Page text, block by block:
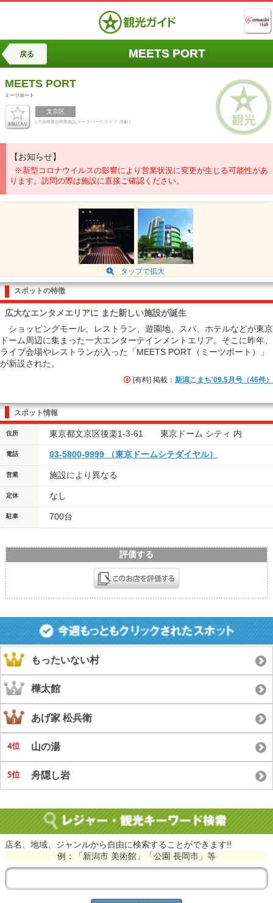
戻る MEETS PORT
MEETS PORT
ミーツポート
文京区
[ 大規模複合商業施設,テーマパーク,ライブ･演劇 ]
【お知らせ】
※新型コロナウイルスの影響により営業状況に変更が生じる可能性があ
ります。訪問の際は施設に直接ご確認ください。
タップで拡大
スポットの特徴
広大なエンタメエリアに また新しい施設が誕生
ショッピングモール、レストラン、遊園地、スパ、ホテルなどが東京
ドーム周辺に集まった一大エンターテインメントエリア。そこに昨年、
ライブ会場やレストランが入った「MEETS PORT（ミーツポート）」
が新設された。
[有料] 掲載： 新潟こまち'09.5月号（46件）
スポット情報
住所 東京都文京区後楽1-3-61 東京ドーム シティ 内
電話 03-5800-9999 （東京ドームシテダイヤル）
営業 施設により異なる
定休 なし
駐車 700台
評価する
もったいない村
樺太館
あげ家 松兵衛
山の湯
舟隠し岩
店名、地域、ジャンルから自由に検索することができます!!
例：「新潟市 美術館」「公園 長岡市」等